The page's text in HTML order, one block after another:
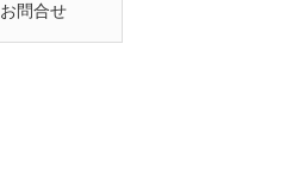
お問合せ